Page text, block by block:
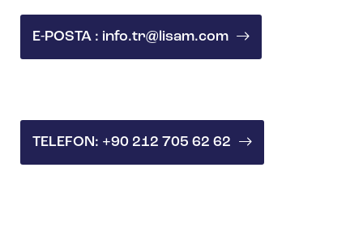
E-POSTA : info.tr@lisam.com
TELEFON: +90 212 705 62 62